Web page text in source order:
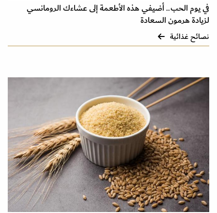
في يوم الحب.. أضيفي هذه الأطعمة إلى عشاءك الرومانسي
لزيادة هرمون السعادة
نصائح غذائية